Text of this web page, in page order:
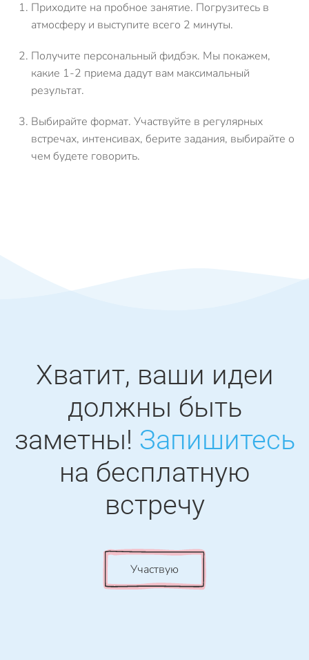
Приходите на пробное занятие. Погрузитесь в
атмосферу и выступите всего 2 минуты.
Получите персональный фидбэк. Мы покажем,
какие 1-2 приема дадут вам максимальный
результат.
Выбирайте формат. Участвуйте в регулярных
встречах, интенсивах, берите задания, выбирайте о
чем будете говорить.
Хватит, ваши идеи
должны быть
заметны! Запишитесь
на бесплатную
встречу
Участвую